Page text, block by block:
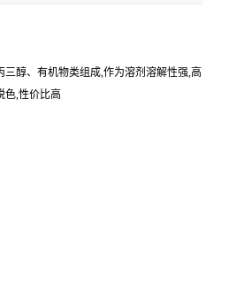
三醇、有机物类组成,作为溶剂溶解性强,高
色,性价比高